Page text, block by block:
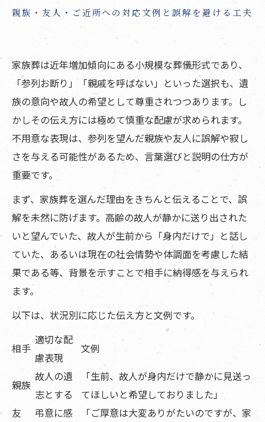
親族・友人・ご近所への対応文例と誤解を避ける工夫
家族葬は近年増加傾向にある小規模な葬儀形式であり、
「参列お断り」「親戚を呼ばない」といった選択も、遺
族の意向や故人の希望として尊重されつつあります。し
かしその伝え方には極めて慎重な配慮が求められます。
不用意な表現は、参列を望んだ親族や友人に誤解や寂し
さを与える可能性があるため、言葉選びと説明の仕方が
重要です。
まず、家族葬を選んだ理由をきちんと伝えることで、誤
解を未然に防げます。高齢の故人が静かに送り出された
いと望んでいた、故人が生前から「身内だけで」と話し
ていた、あるいは現在の社会情勢や体調面を考慮した結
果である等、背景を示すことで相手に納得感を与えられ
ます。
以下は、状況別に応じた伝え方と文例です。
相手
適切な配
慮表現
文例
親族
故人の遺
志とする
「生前、故人が身内だけで静かに見送っ
てほしいと希望しておりました」
友
弔意に感 「ご厚意は大変ありがたいのですが、家